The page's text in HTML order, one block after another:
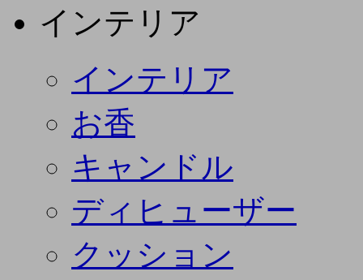
インテリア
インテリア
お香
キャンドル
ディヒューザー
クッション